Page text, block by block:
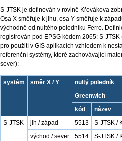
S-JTSK je definován v rovině Křovákova
Osa X směřuje k jihu, osa Y směřuje k
východně od nultého poledníku Ferro.
registrován pod EPSG kódem 2065: S-
pro použití v GIS aplikacích vzhledem k
referenční systémy, které zachovávající
sever):
systém směr X / Y
nultý poledník
Greenwich
kód
název
S-JTSK
jih / západ 5513 S-JTSK /
východ / sever
5514 S-JTSK /